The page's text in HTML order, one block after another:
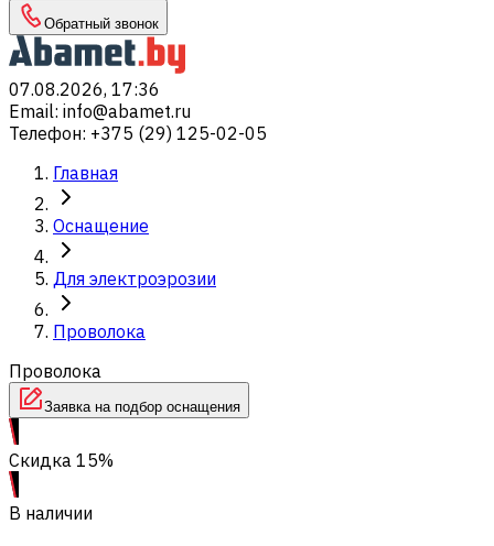
Обратный звонок
07.08.2026, 17:36
Email: info@abamet.ru
Телефон: +375 (29) 125-02-05
Главная
Оснащение
Для электроэрозии
Проволока
Проволока
Заявка на подбор оснащения
Скидка 15%
В наличии